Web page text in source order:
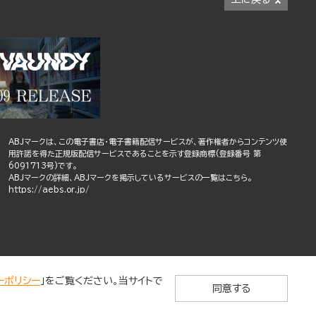
ABJマークは、この電子書店・電子書籍配信サービスが、著作権者からコンテンツ使
用許諾を得た正規版配信サービスであることを示す登録商標(登録番号 第
6091713号)です。
ABJマークの詳細、ABJマークを掲示しているサービスの一覧はこちら。
https://aebs.or.jp/
ポリシー 」をご覧ください。当サイトで
同意する